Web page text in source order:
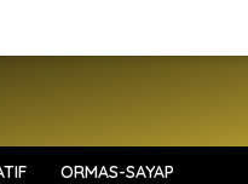
ORMAS-SAYAP